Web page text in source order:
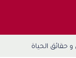
حقائق الحياة